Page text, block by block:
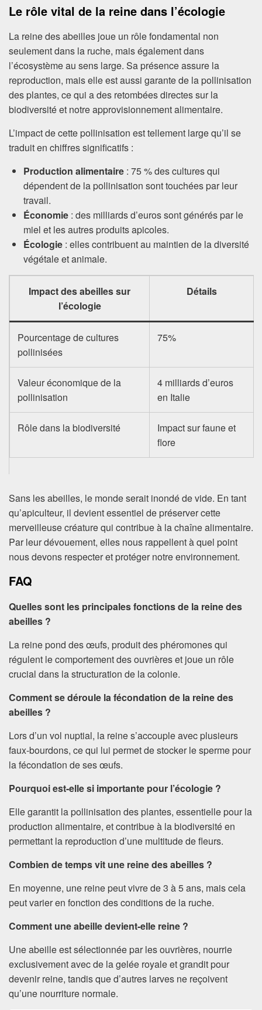
Le rôle vital de la reine dans l’écologie
La reine des abeilles joue un rôle fondamental non
seulement dans la ruche, mais également dans
l’écosystème au sens large. Sa présence assure la
reproduction, mais elle est aussi garante de la pollinisation
des plantes, ce qui a des retombées directes sur la
biodiversité et notre approvisionnement alimentaire.
L’impact de cette pollinisation est tellement large qu’il se
traduit en chiffres significatifs :
Production alimentaire : 75 % des cultures qui
dépendent de la pollinisation sont touchées par leur
travail.
Économie : des milliards d’euros sont générés par le
miel et les autres produits apicoles.
Écologie : elles contribuent au maintien de la diversité
végétale et animale.
Impact des abeilles sur
l’écologie
Détails
Pourcentage de cultures
pollinisées
75%
Valeur économique de la
pollinisation
4 milliards d’euros
en Italie
Rôle dans la biodiversité
Impact sur faune et
flore
Sans les abeilles, le monde serait inondé de vide. En tant
qu’apiculteur, il devient essentiel de préserver cette
merveilleuse créature qui contribue à la chaîne alimentaire.
Par leur dévouement, elles nous rappellent à quel point
nous devons respecter et protéger notre environnement.
FAQ
Quelles sont les principales fonctions de la reine des
abeilles ?
La reine pond des œufs, produit des phéromones qui
régulent le comportement des ouvrières et joue un rôle
crucial dans la structuration de la colonie.
Comment se déroule la fécondation de la reine des
abeilles ?
Lors d’un vol nuptial, la reine s’accouple avec plusieurs
faux-bourdons, ce qui lui permet de stocker le sperme pour
la fécondation de ses œufs.
Pourquoi est-elle si importante pour l’écologie ?
Elle garantit la pollinisation des plantes, essentielle pour la
production alimentaire, et contribue à la biodiversité en
permettant la reproduction d’une multitude de fleurs.
Combien de temps vit une reine des abeilles ?
En moyenne, une reine peut vivre de 3 à 5 ans, mais cela
peut varier en fonction des conditions de la ruche.
Comment une abeille devient-elle reine ?
Une abeille est sélectionnée par les ouvrières, nourrie
exclusivement avec de la gelée royale et grandit pour
devenir reine, tandis que d’autres larves ne reçoivent
qu’une nourriture normale.